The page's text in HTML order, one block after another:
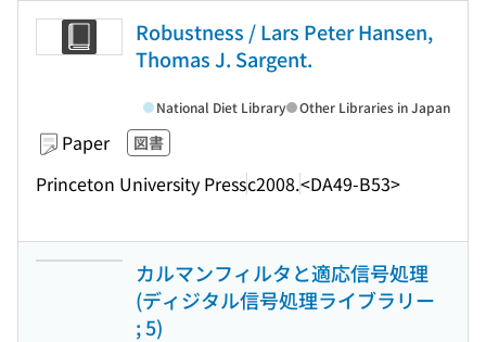
Robustness / Lars Peter Hansen,
Thomas J. Sargent.
Paper 図書
Princeton University Pressc2008.<DA49-B53>
National Diet Library Other Libraries in Japan
カルマンフィルタと適応信号処理
(ディジタル信号処理ライブラリー
; 5)